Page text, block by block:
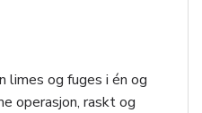
limes og fuges i én og
operasjon, raskt og